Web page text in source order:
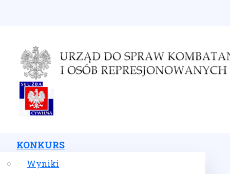
KONKURS
Wyniki